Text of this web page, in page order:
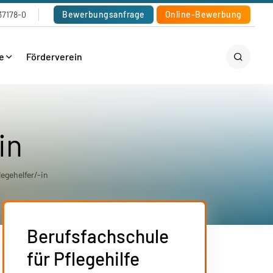
0 Bewerbungsanfrage Online-Bewerbung
Förderverein
in
Berufsfachschule
für Pflegehilfe